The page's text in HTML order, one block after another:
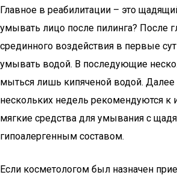
Главное в реабилитации – это
умывать лицо после пилинга? После
срединного воздействия в первые
умывать водой. В последующие
мыться лишь кипяченой водой. Далее
нескольких недель рекомендуются к
мягкие средства для умывания с
гипоалергенным составом.
Если косметологом был назначен